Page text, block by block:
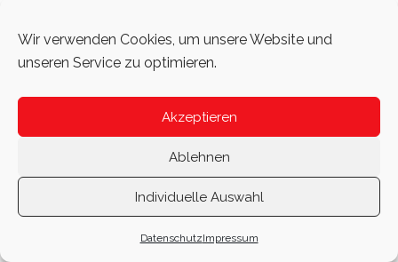
Wir verwenden Cookies, um unsere Website und
unseren Service zu optimieren.
Akzeptieren
Ablehnen
Individuelle Auswahl
DatenschutzImpressum
Datenschutz können Sie unter
Datenschutzeinsehen.
© 2026 Flexi-bag, All Rights Reserved